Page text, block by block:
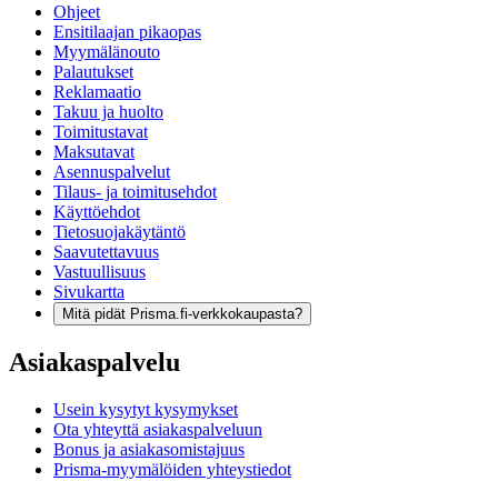
Ohjeet
Ensitilaajan pikaopas
Myymälänouto
Palautukset
Reklamaatio
Takuu ja huolto
Toimitustavat
Maksutavat
Asennuspalvelut
Tilaus- ja toimitusehdot
Käyttöehdot
Tietosuojakäytäntö
Saavutettavuus
Vastuullisuus
Sivukartta
Mitä pidät Prisma.fi-verkkokaupasta?
Asiakaspalvelu
Usein kysytyt kysymykset
Ota yhteyttä asiakaspalveluun
Bonus ja asiakasomistajuus
Prisma-myymälöiden yhteystiedot